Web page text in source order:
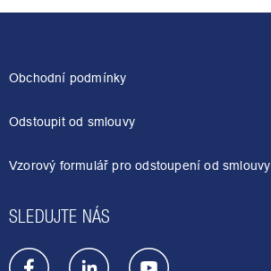
Obchodní podmínky
Odstoupit od smlouvy
Vzorový formulář pro odstoupení od smlouvy
SLEDUJTE NÁS